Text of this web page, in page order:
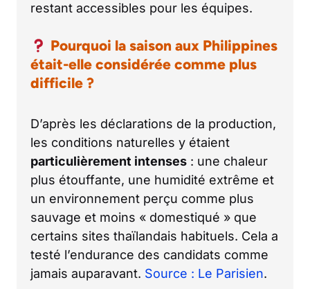
restant accessibles pour les équipes.
Pourquoi la saison aux Philippines
était-elle considérée comme plus
difficile ?
D’après les déclarations de la production,
les conditions naturelles y étaient
particulièrement intenses : une chaleur
plus étouffante, une humidité extrême et
un environnement perçu comme plus
sauvage et moins « domestiqué » que
certains sites thaïlandais habituels. Cela a
testé l’endurance des candidats comme
jamais auparavant. Source : Le Parisien.